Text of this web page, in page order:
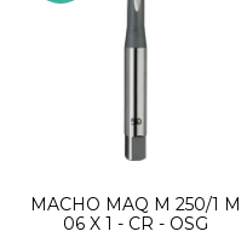
MACHO MAQ M 250/1 M
06 X 1 - CR - OSG